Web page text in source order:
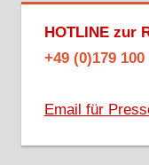
HOTLINE zur
+49 (0)179 100
Email für